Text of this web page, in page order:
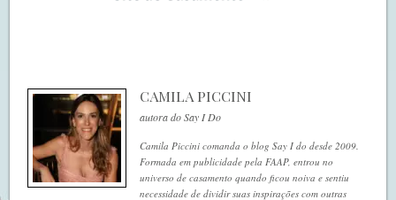
CAMILA PICCINI
autora do Say I Do
Camila Piccini comanda o blog Say I do desde 2009.
Formada em publicidade pela FAAP, entrou no
universo de casamento quando ficou noiva e sentiu
necessidade de dividir suas inspirações com outras